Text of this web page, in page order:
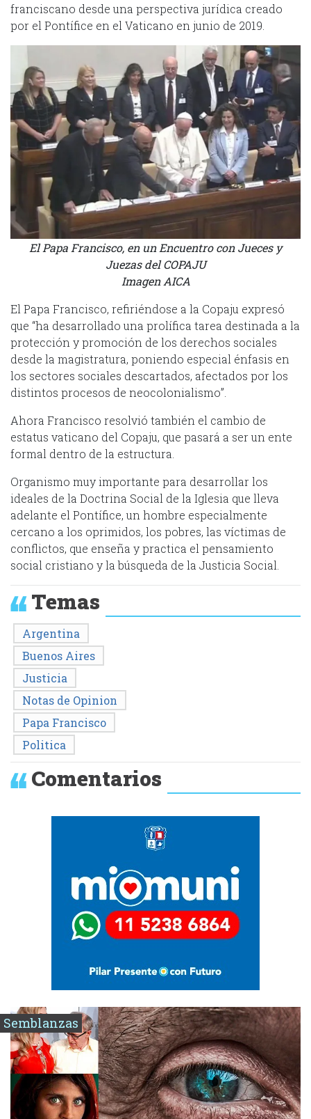
franciscano desde una perspectiva jurídica creado
por el Pontífice en el Vaticano en junio de 2019.
El Papa Francisco, en un Encuentro con Jueces y
Juezas del COPAJU
Imagen AICA
El Papa Francisco, refiriéndose a la Copaju expresó
que “ha desarrollado una prolífica tarea destinada a la
protección y promoción de los derechos sociales
desde la magistratura, poniendo especial énfasis en
los sectores sociales descartados, afectados por los
distintos procesos de neocolonialismo”.
Ahora Francisco resolvió también el cambio de
estatus vaticano del Copaju, que pasará a ser un ente
formal dentro de la estructura.
Organismo muy importante para desarrollar los
ideales de la Doctrina Social de la Iglesia que lleva
adelante el Pontífice, un hombre especialmente
cercano a los oprimidos, los pobres, las víctimas de
conflictos, que enseña y practica el pensamiento
social cristiano y la búsqueda de la Justicia Social.
Temas
Argentina
Buenos Aires
Justicia
Notas de Opinion
Papa Francisco
Politica
Comentarios
Semblanzas